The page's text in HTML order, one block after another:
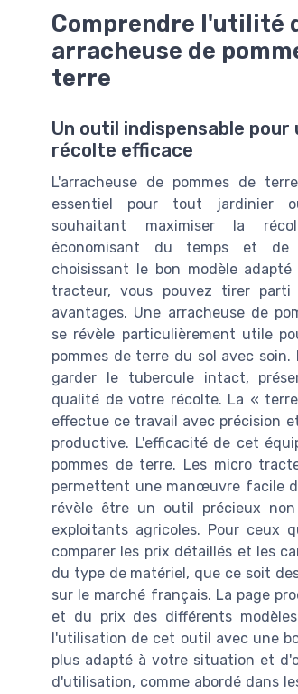
Comprendre l'utilité
arracheuse de
terre
Un outil indispensable pour
récolte efficace
L'arracheuse de pommes de
essentiel pour tout jardinier
souhaitant maximiser la
économisant du temps et de
choisissant le bon modèle
tracteur, vous pouvez tirer parti
avantages. Une arracheuse de
se révèle particulièrement utile
pommes de terre du sol avec soin.
garder le tubercule intact,
qualité de votre récolte. La «
effectue ce travail avec précision
productive. L'efficacité de cet
pommes de terre. Les micro
permettent une manœuvre facile
révèle être un outil précieux
exploitants agricoles. Pour ceux
comparer les prix détaillés et les
du type de matériel, que ce soit
sur le marché français. La page
et du prix des différents
l'utilisation de cet outil avec une
plus adapté à votre situation et
d'utilisation, comme abordé dans